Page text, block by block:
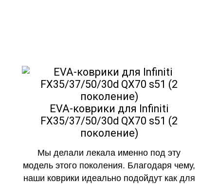
EVA-коврики для Infiniti
FX35/37/50/30d QX70 s51 (2
поколение)
Мы делали лекала именно под эту
модель этого поколения. Благодаря чему,
наши коврики идеально подойдут как для